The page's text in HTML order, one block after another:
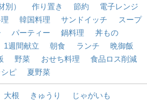
別）
作り置き 節約
電子レンジ
韓国料理 サンドイッチ
スープ
パーティー 鍋料理
丼もの
1週間献立 朝食 ランチ
晩御飯
野菜 おせち料理
食品ロス削減
ピ 夏野菜
大根 きゅうり
じゃがいも